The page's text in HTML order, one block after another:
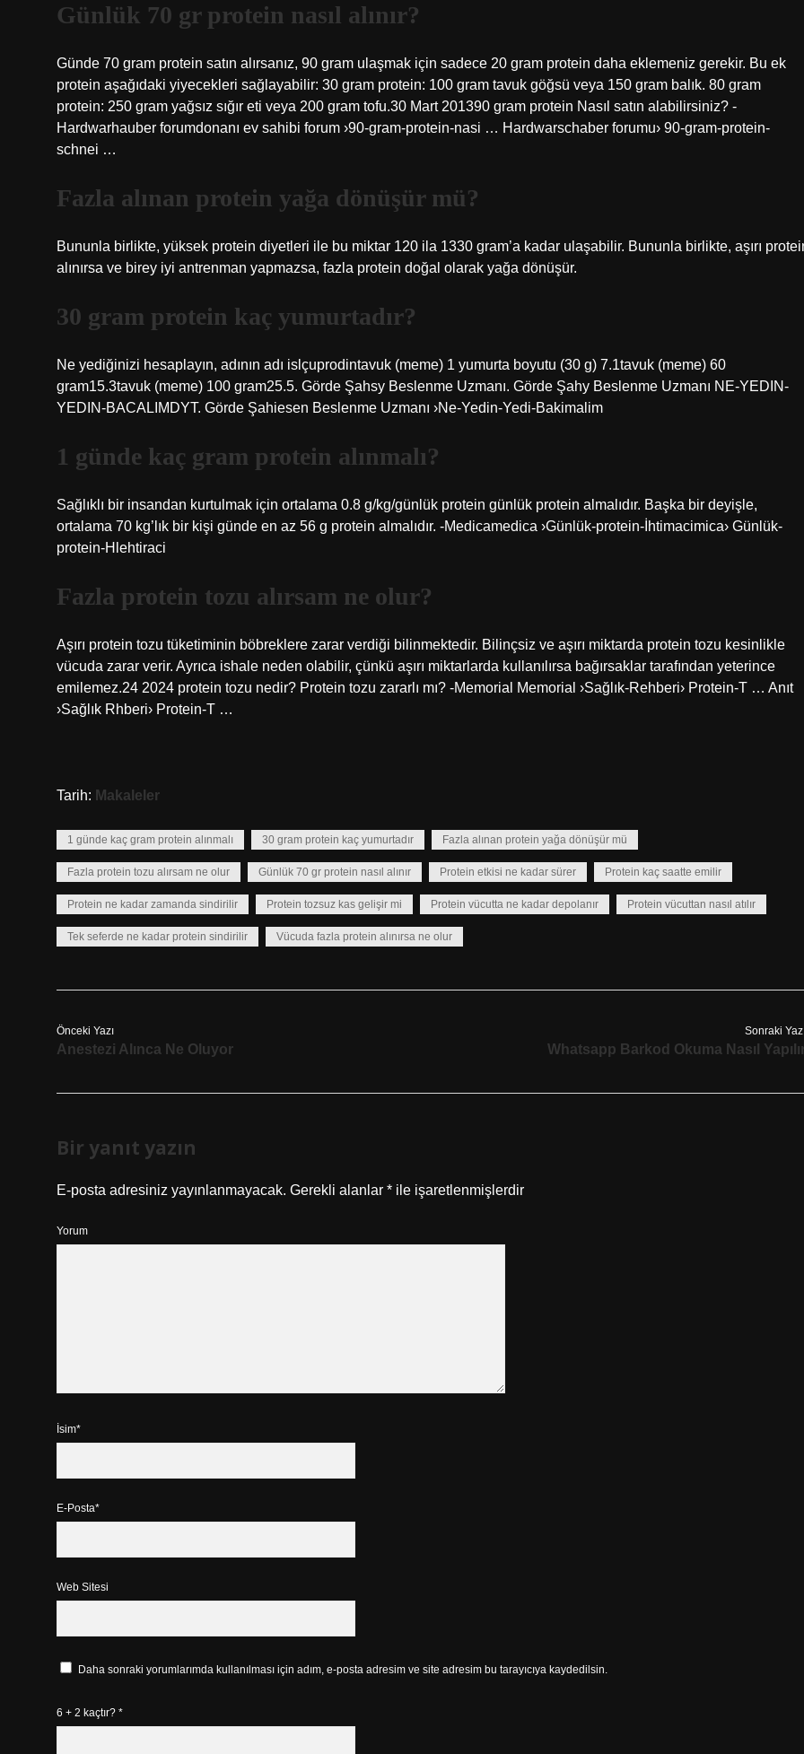
Günlük 70 gr protein nasıl alınır?
Günde 70 gram protein satın alırsanız, 90 gram ulaşmak için sadece 20 gram protein daha eklemeniz gerekir. Bu ek
protein aşağıdaki yiyecekleri sağlayabilir: 30 gram protein: 100 gram tavuk göğsü veya 150 gram balık. 80 gram
protein: 250 gram yağsız sığır eti veya 200 gram tofu.30 Mart 201390 gram protein Nasıl satın alabilirsiniz? -
Hardwarhauber forumdonanı ev sahibi forum ›90-gram-protein-nasi … Hardwarschaber forumu› 90-gram-protein-
schnei …
Fazla alınan protein yağa dönüşür mü?
Bununla birlikte, yüksek protein diyetleri ile bu miktar 120 ila 1330 gram’a kadar ulaşabilir. Bununla birlikte, aşırı
alınırsa ve birey iyi antrenman yapmazsa, fazla protein doğal olarak yağa dönüşür.
30 gram protein kaç yumurtadır?
Ne yediğinizi hesaplayın, adının adı islçuprodintavuk (meme) 1 yumurta boyutu (30 g) 7.1tavuk (meme) 60
gram15.3tavuk (meme) 100 gram25.5. Görde Şahsy Beslenme Uzmanı. Görde Şahy Beslenme Uzmanı NE-YEDIN-
YEDIN-BACALIMDYT. Görde Şahiesen Beslenme Uzmanı ›Ne-Yedin-Yedi-Bakimalim
1 günde kaç gram protein alınmalı?
Sağlıklı bir insandan kurtulmak için ortalama 0.8 g/kg/günlük protein günlük protein almalıdır. Başka bir deyişle,
ortalama 70 kg’lık bir kişi günde en az 56 g protein almalıdır. -Medicamedica ›Günlük-protein-İhtimacimica› Günlük-
protein-Hlehtiraci
Fazla protein tozu alırsam ne olur?
Aşırı protein tozu tüketiminin böbreklere zarar verdiği bilinmektedir. Bilinçsiz ve aşırı miktarda protein tozu kesinlikle
vücuda zarar verir. Ayrıca ishale neden olabilir, çünkü aşırı miktarlarda kullanılırsa bağırsaklar tarafından yeterince
emilemez.24 2024 protein tozu nedir? Protein tozu zararlı mı? -Memorial Memorial ›Sağlık-Rehberi› Protein-T … Anıt
›Sağlık Rhberi› Protein-T …
Tarih: Makaleler
1 günde kaç gram protein alınmalı 30 gram protein kaç yumurtadır Fazla alınan protein yağa dönüşür mü
Fazla protein tozu alırsam ne olur Günlük 70 gr protein nasıl alınır Protein etkisi ne kadar sürer Protein kaç saatte emilir
Protein ne kadar zamanda sindirilir Protein tozsuz kas gelişir mi Protein vücutta ne kadar depolanır Protein vücuttan nasıl atılır
Tek seferde ne kadar protein sindirilir Vücuda fazla protein alınırsa ne olur
Önceki Yazı
Anestezi Alınca Ne Oluyor
Sonraki
Whatsapp Barkod Okuma Nasıl
Bir yanıt yazın
E-posta adresiniz yayınlanmayacak. Gerekli alanlar * ile işaretlenmişlerdir
Yorum
İsim*
E-Posta*
Web Sitesi
Daha sonraki yorumlarımda kullanılması için adım, e-posta adresim ve site adresim bu tarayıcıya kaydedilsin.
6 + 2 kaçtır? *